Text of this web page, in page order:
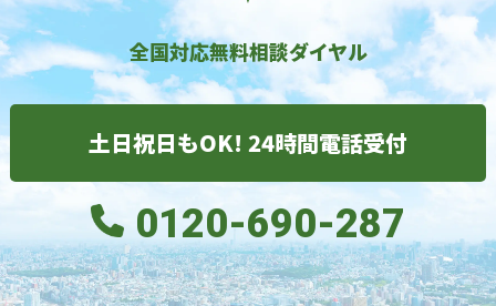
全国対応無料相談ダイヤル
土日祝日もOK! 24時間電話受付
0120-690-287